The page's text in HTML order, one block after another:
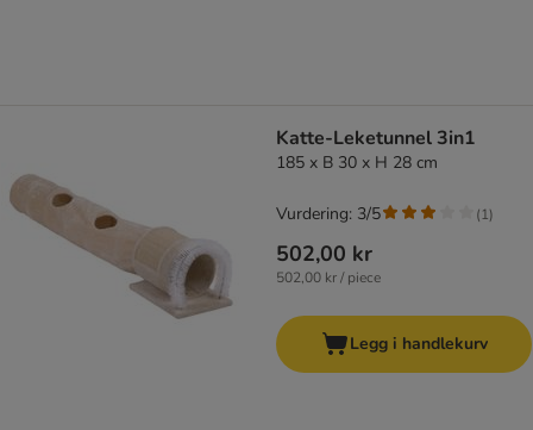
Katte-Leketunnel 3in1
185 x B 30 x H 28 cm
502,00 kr
502,00 kr / piece
Vurdering: 3/5 (1)
Legg i handlekurv